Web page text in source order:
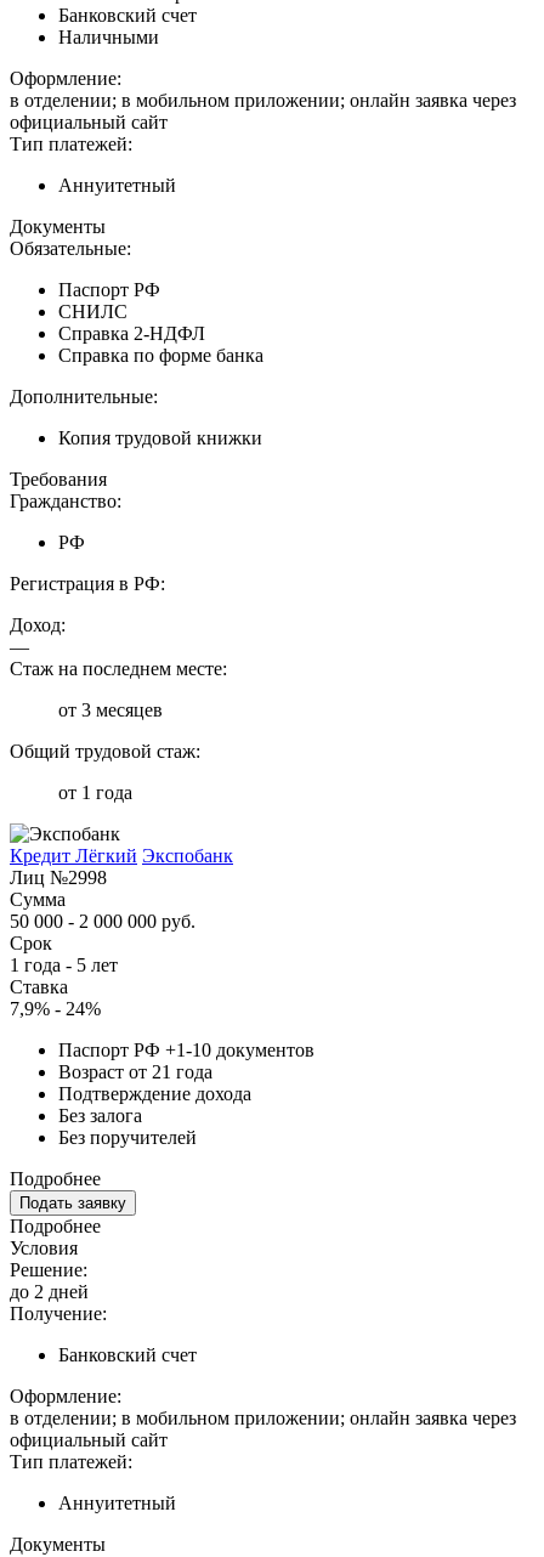
Банковский счет
Наличными
Оформление:
в отделении; в мобильном приложении; онлайн заявка через
официальный сайт
Тип платежей:
Аннуитетный
Документы
Обязательные:
Паспорт РФ
СНИЛС
Справка 2-НДФЛ
Справка по форме банка
Дополнительные:
Копия трудовой книжки
Требования
Гражданство:
РФ
Регистрация в РФ:
Доход:
—
Стаж на последнем месте:
от 3 месяцев
Общий трудовой стаж:
от 1 года
Кредит Лёгкий Экспобанк
Лиц №2998
Сумма
50 000 - 2 000 000 руб.
Срок
1 года - 5 лет
Ставка
7,9% - 24%
Паспорт РФ +1-10 документов
Возраст от 21 года
Подтверждение дохода
Без залога
Без поручителей
Подробнее
Подать заявку
Подробнее
Условия
Решение:
до 2 дней
Получение:
Банковский счет
Оформление:
в отделении; в мобильном приложении; онлайн заявка через
официальный сайт
Тип платежей:
Аннуитетный
Документы